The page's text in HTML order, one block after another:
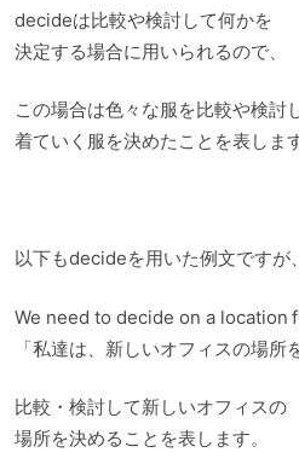
decideは比較や検討して何かを
決定する場合に用いられるので、
この場合は色々な服を比較や検討
着ていく服を決めたことを表します
以下もdecideを用いた例文ですが、
We need to decide on a location
「私達は、新しいオフィスの場所
比較・検討して新しいオフィスの
場所を決めることを表します。